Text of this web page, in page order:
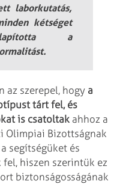
laborkutatás,
kétséget
a
az szerepel, hogy a
tárt fel, és
is csatoltak ahhoz a
Olimpiai Bizottságnak
segítségüket és
hiszen szerintük ez
biztonságosságának